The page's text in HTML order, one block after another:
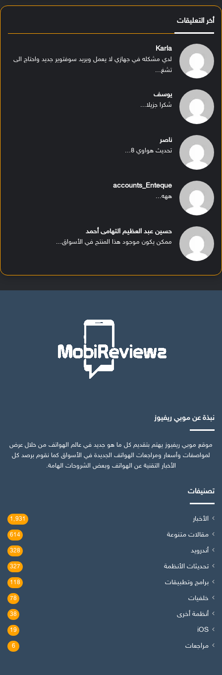
أخر التعليقات
Karla
لدي مشكله في جهازي لا يعمل ويريد سوفتوير جديد واحتاج الى
تشغ...
يوسف
شكرا جزيلا...
ناصر
تحديث هواوي 8...
accounts_Enteque
ههه...
حسين عبد العظيم التهامى أحمد
ممكن يكون موجود هذا المنتج في الأسواق...
نبذة عن موبي ريفيوز
موقع موبي ريفيوز يهتم بتقديم كل ما هو جديد في عالم الهواتف من خلال عرض
لمواصفات وأسعار ومراجعات الهواتف الجديدة في الأسواق كما نقوم برصد كل
الأخبار التقنية عن الهواتف وبعض الشروحات الهامة.
تصنيفات
الأخبار 1٬931
مقالات متنوعة 614
أندرويد 328
تحديثات الأنظمة 327
برامج وتطبيقات 118
خلفيات 78
أنظمة أخرى 38
iOS
19
مراجعات 6